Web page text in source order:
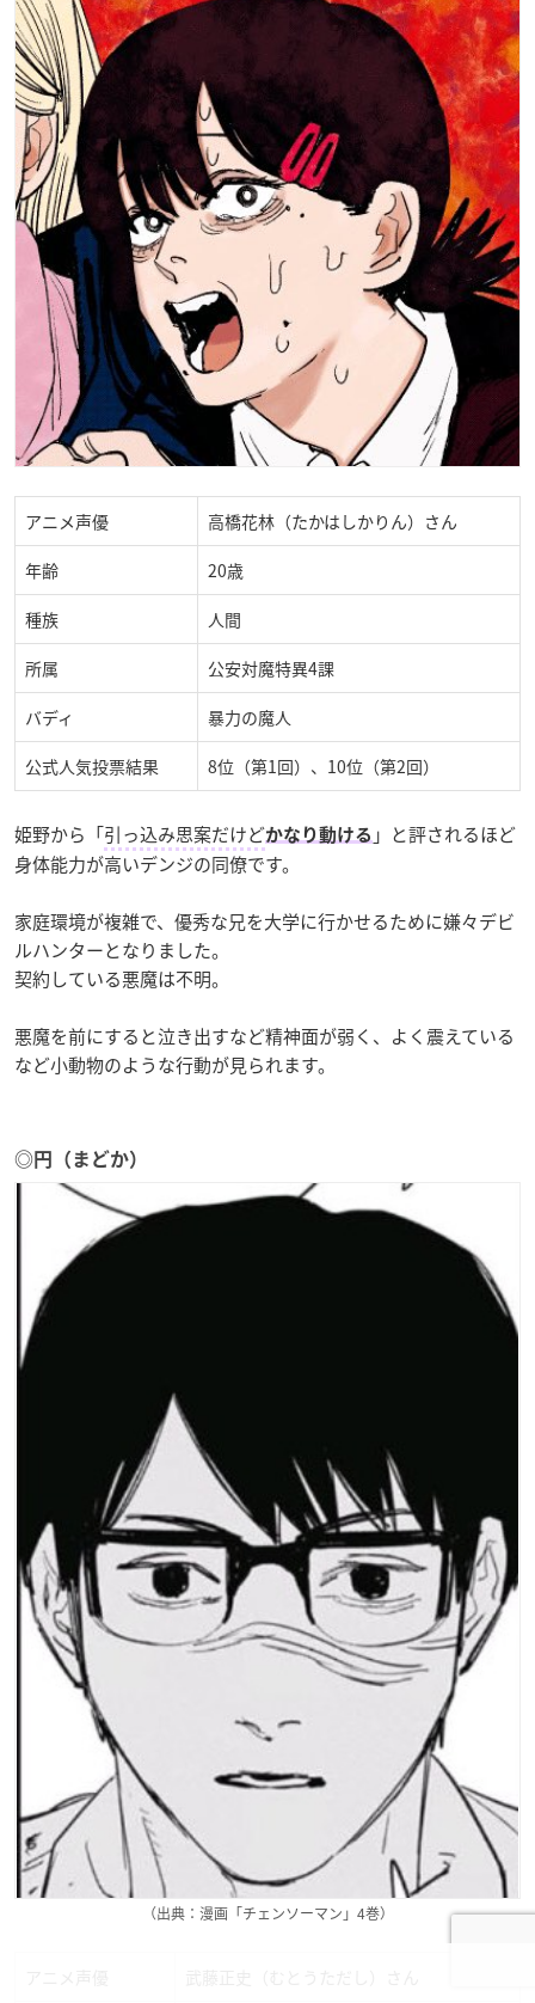
アニメ声優 高橋花林（たかはしかりん）さん
年齢 20歳
種族 人間
所属 公安対魔特異4課
バディ 暴力の魔人
公式人気投票結果 8位（第1回）、10位（第2回）
姫野から「引っ込み思案だけどかなり動ける 」と評されるほど
身体能力が高いデンジの同僚です。
家庭環境が複雑で、優秀な兄を大学に行かせるために嫌々デビ
ルハンターとなりました。
契約している悪魔は不明。
悪魔を前にすると泣き出すなど精神面が弱く、よく震えている
など小動物のような行動が見られます。
◎円（まどか）
（出典：漫画「チェンソーマン」4巻）